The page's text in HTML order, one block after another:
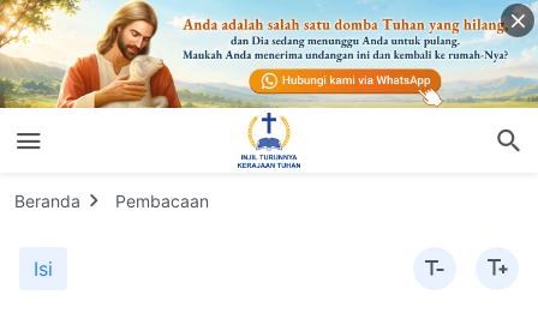
Beranda Pembacaan
Isi